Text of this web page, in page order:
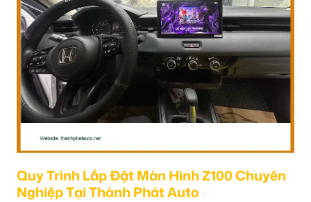
Quy Trình Lắp Đặt Màn Hình Z100 Chuyên
Nghiệp Tại Thành Phát Auto